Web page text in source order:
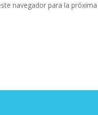
navegador para la